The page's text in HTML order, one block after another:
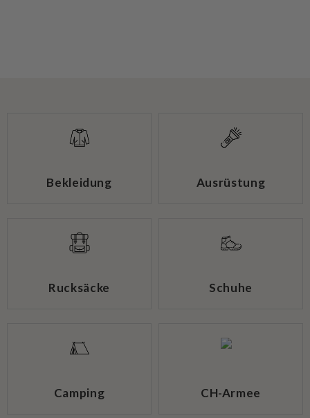
Bekleidung Ausrüstung
Rucksäcke Schuhe
Camping CH-Armee